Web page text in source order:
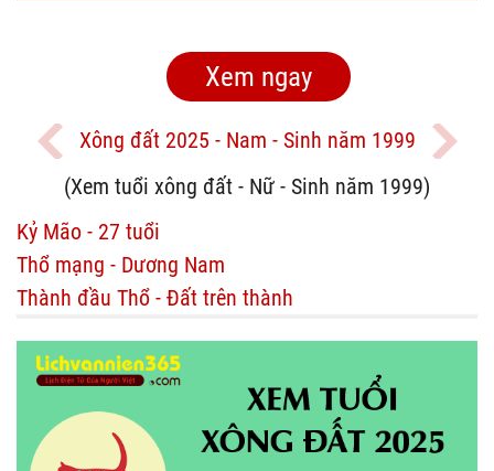
Xông đất 2025 - Nam - Sinh năm 1999
(Xem tuổi xông đất - Nữ - Sinh năm 1999)
Kỷ Mão - 27 tuổi
Thổ mạng - Dương Nam
Thành đầu Thổ - Đất trên thành